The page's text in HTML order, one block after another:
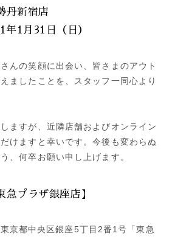
丹新宿店
年1月31日（日）
んの笑顔に出会い、皆さまのアウト
ましたことを、スタッフ一同心より
ますが、近隣店舗およびオンライン
けますと幸いです。今後も変わらぬ
、何卒お願い申し上げます。
急プラザ銀座店】
京都中央区銀座5丁目2番1号「東急